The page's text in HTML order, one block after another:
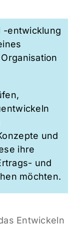
-entwicklung
und
ihre
und
möchten.
Entwickeln